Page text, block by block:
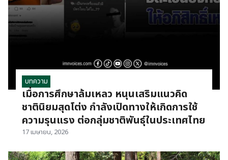
บทความ
เมื่อการศึกษาล้มเหลว หนุนเสริมแนวคิด
ชาตินิยมสุดโต่ง กำลังเปิดทางให้เกิดการใช้
ความรุนแรง ต่อกลุ่มชาติพันธุ์ในประเทศไทย
17 เมษายน, 2026